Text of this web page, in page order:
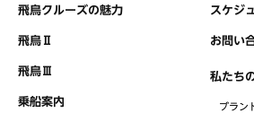
飛鳥クルーズの魅力
飛鳥Ⅱ
飛鳥Ⅲ
乗船案内
スケジ
お問い
私たち
ブラン